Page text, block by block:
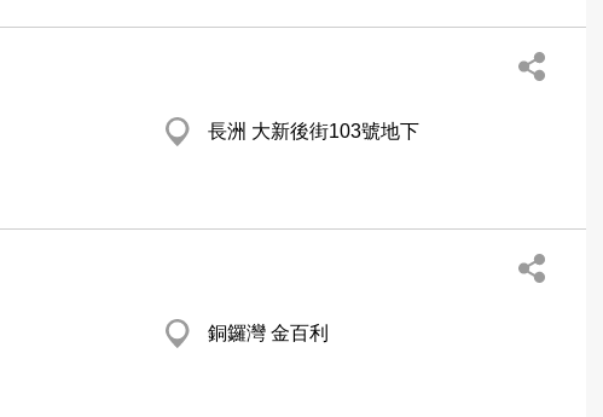
長洲 大新後街103號地下
銅鑼灣 金百利